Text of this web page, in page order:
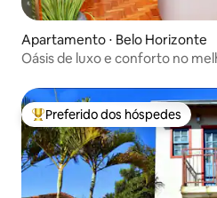
Apartamento ⋅ Belo Horizonte
Oásis de luxo e conforto no
Entre os melhores preferidos
Preferido dos hóspedes